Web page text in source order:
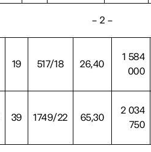
– 2 –
19 517/18 26,40
1 584
000
39 1749/22 65,30
2 034
750